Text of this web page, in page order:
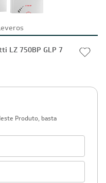
LZ 750BP GLP 7
Produto, basta